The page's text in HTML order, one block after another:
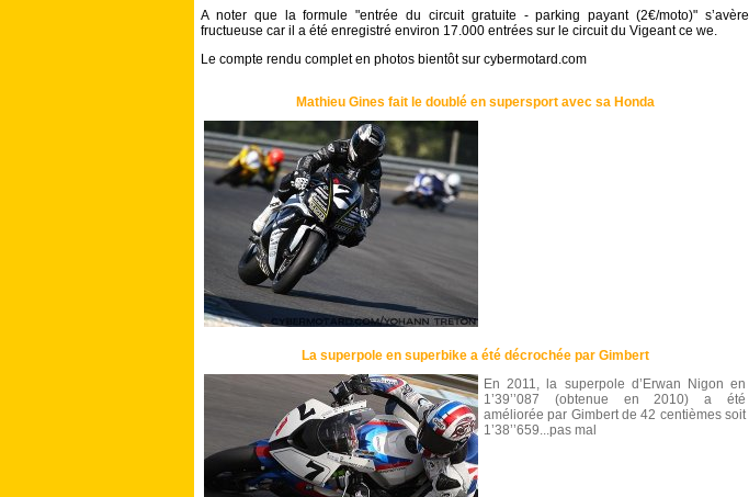
A noter que la formule "entrée du circuit gratuite - parking payant (2€/moto)" s’avère
fructueuse car il a été enregistré environ 17.000 entrées sur le circuit du Vigeant ce we.
Le compte rendu complet en photos bientôt sur cybermotard.com
Mathieu Gines fait le doublé en supersport avec sa Honda
La superpole en superbike a été décrochée par Gimbert
En 2011, la superpole d’Erwan Nigon en
1’39’’087 (obtenue en 2010) a été
améliorée par Gimbert de 42 centièmes soit
1’38’’659...pas mal